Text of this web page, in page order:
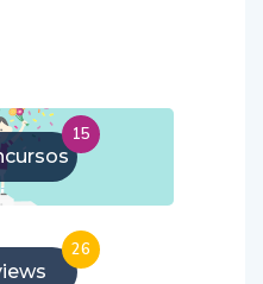
15
26